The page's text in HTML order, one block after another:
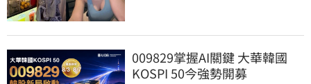
009829掌握AI關鍵 大華韓國
KOSPI 50今強勢開募